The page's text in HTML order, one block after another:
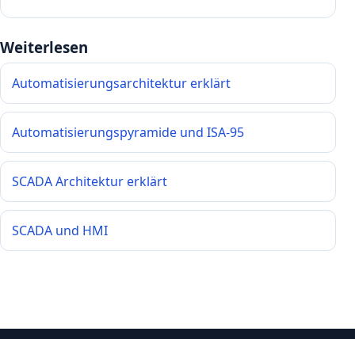
Weiterlesen
Automatisierungsarchitektur erklärt
Automatisierungspyramide und ISA-95
SCADA Architektur erklärt
SCADA und HMI